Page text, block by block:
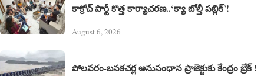
కాక్రోచ్ పార్టీ కొత్త కార్యాచరణ..‘క్యా బోల్తీ పబ్లిక్’!
August 6, 2026
పోలవరం-బనకచర్ల అనుసంధాన ప్రాజెక్టుకు కేంద్రం బ్రేక్ !